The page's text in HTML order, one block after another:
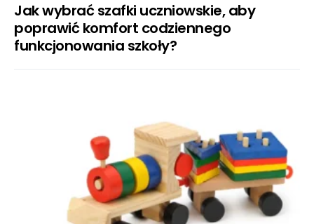
Jak wybrać szafki uczniowskie, aby
poprawić komfort codziennego
funkcjonowania szkoły?